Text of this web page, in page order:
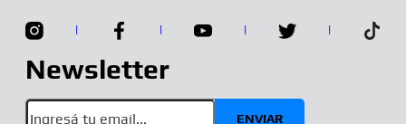
Newsletter
ENVIAR